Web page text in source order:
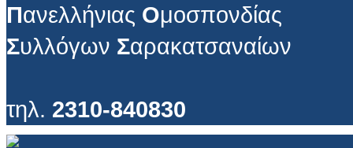
Πανελλήνιας Ομοσπονδίας
Συλλόγων Σαρακατσαναίων
τηλ. 2310-840830